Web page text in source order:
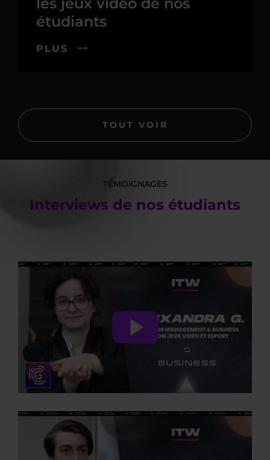
étudiants
PLUS
TOUT VOIR
TÉMOIGNAGES
Interviews de nos étudiants